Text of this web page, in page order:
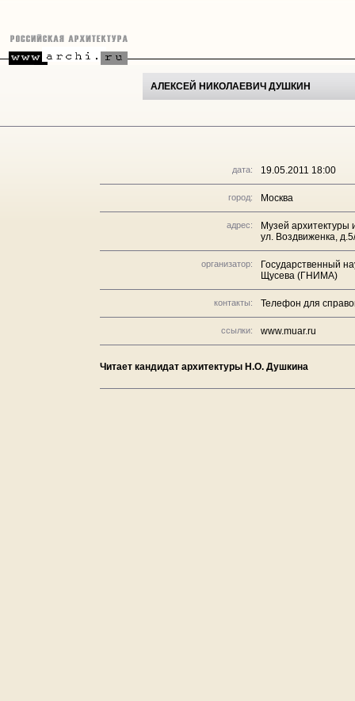
АЛЕКСЕЙ НИКОЛАЕВИЧ ДУШКИН
дата: 19.05.2011 18:00
город: Москва
адрес:
Музей архитектуры
ул. Воздвиженка,
организатор:
Государственный
Щусева (ГНИМА)
контакты: Телефон для
ссылки: www.muar.ru
Читает кандидат архитектуры Н.О. Душкина